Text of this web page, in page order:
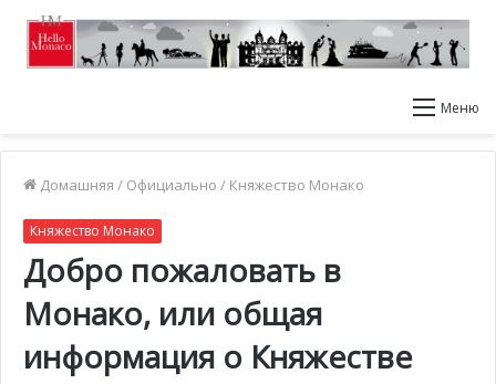
Меню
Домашняя / Официально / Княжество Монако
Княжество Монако
Добро пожаловать в
Монако, или общая
информация о Княжестве